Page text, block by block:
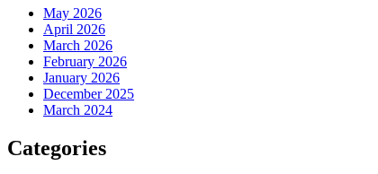
May 2026
April 2026
March 2026
February 2026
January 2026
December 2025
March 2024
Categories